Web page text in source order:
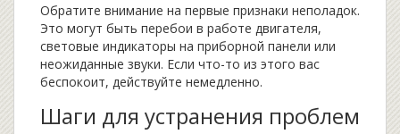
Обратите внимание на первые признаки неполадок.
Это могут быть перебои в работе двигателя,
световые индикаторы на приборной панели или
неожиданные звуки. Если что-то из этого вас
беспокоит, действуйте немедленно.
Шаги для устранения проблем